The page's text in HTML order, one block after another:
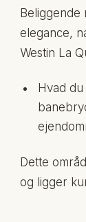
elegance,
Westin La
Hvad
Dette
og ligger